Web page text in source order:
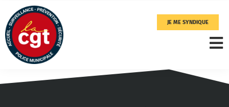
JE ME SYNDIQUE